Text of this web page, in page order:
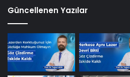
Güncellenen Yazılar